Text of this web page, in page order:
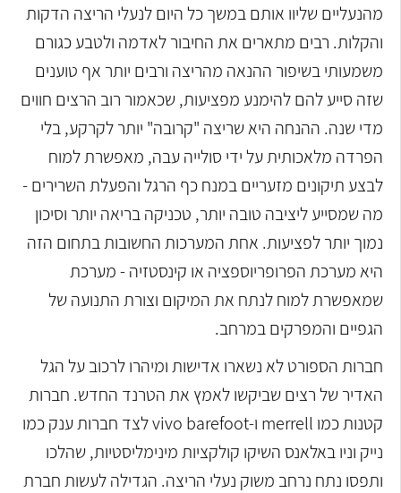
מהנעליים שליוו אותם במשך כל היום לנעלי הריצה הדקות
והקלות. רבים מתארים את החיבור לאדמה ולטבע כגורם
משמעותי בשיפור ההנאה מהריצה ורבים יותר אף טוענים
שזה סייע להם להימנע מפציעות, שכאמור רוב הרצים חווים
מדי שנה. ההנחה היא שריצה "קרובה" יותר לקרקע, בלי
הפרדה מלאכותית על ידי סולייה עבה, מאפשרת למוח
לבצע תיקונים מזעריים במנח כף הרגל והפעלת השרירים -
מה שמסייע ליציבה טובה יותר, טכניקה בריאה יותר וסיכון
נמוך יותר לפציעות. אחת המערכות החשובות בתחום הזה
היא מערכת הפרופריוספציה או קינסטזיה - מערכת
שמאפשרת למוח לנתח את המיקום וצורת התנועה של
הגפיים והמפרקים במרחב.
חברות הספורט לא נשארו אדישות ומיהרו לרכוב על הגל
האדיר של רצים שביקשו לאמץ את הטרנד החדש. חברות
קטנות כמו merrell ו-vivo barefoot לצד חברות ענק כמו
נייק וניו באלאנס השיקו קולקציות מינימליסטיות, שהלכו
ותפסו נתח נרחב משוק נעלי הריצה. הגדילה לעשות חברת